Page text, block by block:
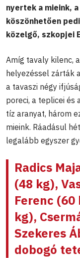
nyertek a mieink,
köszönhetően
közelgő, szkopjei
Amíg tavaly kilenc,
helyezéssel zárták
a tavaszi négy
poreci, a teplicei és
tíz aranyat, három
mieink. Ráadásul
legalább egyszer
Radics
(48 kg),
Ferenc (60
kg),
Szekeres
dobogó